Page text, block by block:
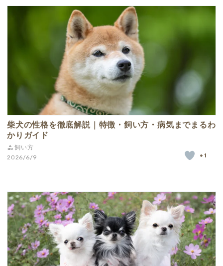
柴犬の性格を徹底解説｜特徴・飼い方・病気までまるわ
かりガイド
飼い方
2026/6/9 +1